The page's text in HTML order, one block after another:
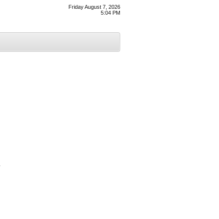
Friday August 7, 2026
5:04 PM